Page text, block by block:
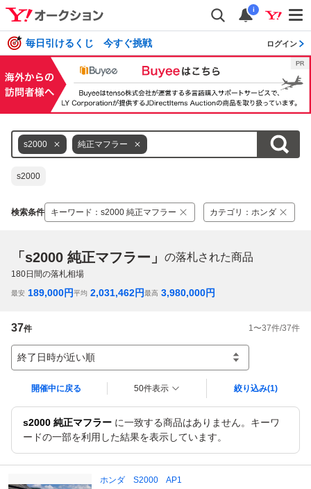
i
毎日引けるくじ 今すぐ挑戦 ログイン
s2000 純正マフラー
s2000
検索条件 キーワード ： s2000 純正マフラー カテゴリ ： ホンダ
「s2000 純正マフラー」 の落札された商品
180日間の落札相場
最安 189,000円平均 2,031,462円最高 3,980,000円
37件 1 〜37件/37件
終了日時が近い順
開催中に戻る 50件表示 絞り込み(1)
s2000 純正マフラー に一致する商品はありません。キーワ
ードの一部を利用した結果を表示しています。
ホンダ S2000 AP1